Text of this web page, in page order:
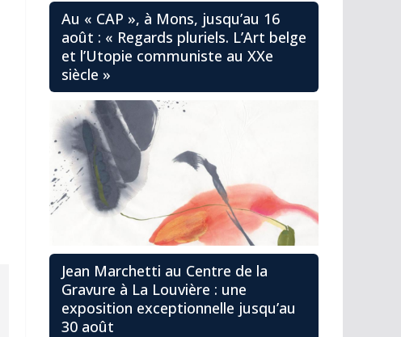
Au « CAP », à Mons, jusqu’au 16
août : « Regards pluriels. L’Art belge
et l’Utopie communiste au XXe
siècle »
Jean Marchetti au Centre de la
Gravure à La Louvière : une
exposition exceptionnelle jusqu’au
30 août